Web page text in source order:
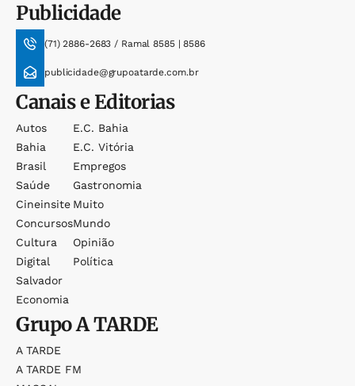
Publicidade
(71) 2886-2683 / Ramal 8585 | 8586
publicidade@grupoatarde.com.br
Canais e Editorias
Autos
Bahia
Brasil
Saúde
Cineinsite
Concursos
Cultura
Digital
Salvador
Economia
E.c. Bahia
E.c. Vitória
Empregos
Gastronomia
Muito
Mundo
Opinião
Política
GrupoA TARDE
A TARDE
A TARDE FM